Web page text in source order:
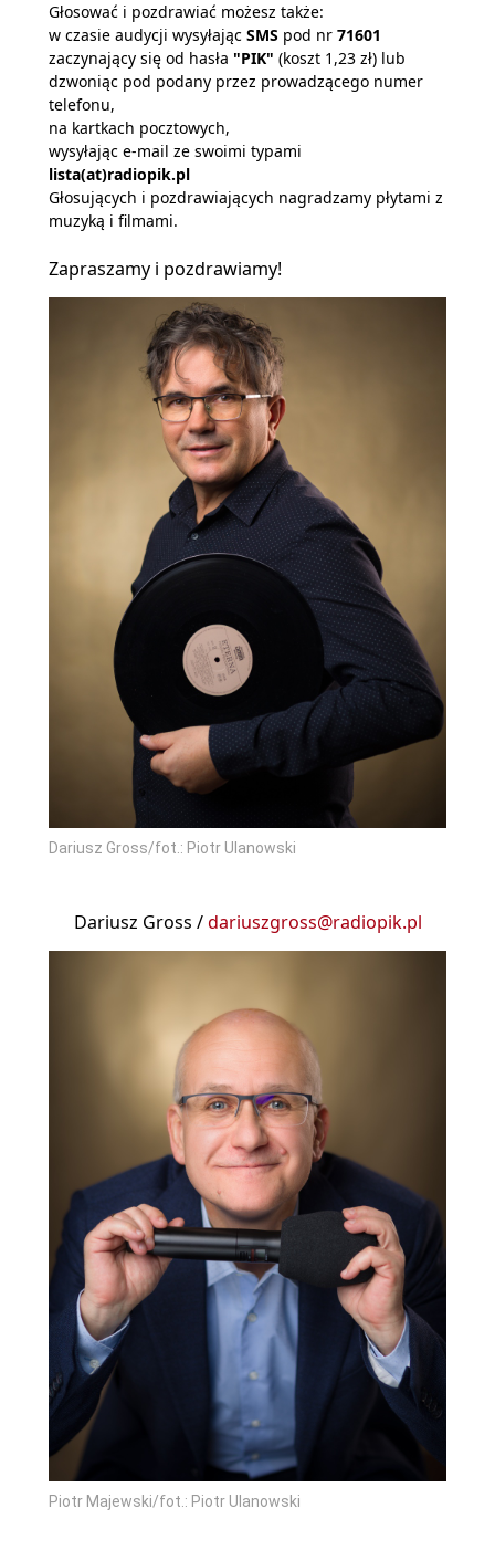
Głosować i pozdrawiać możesz także:
w czasie audycji wysyłając SMS pod nr 71601
zaczynający się od hasła "PIK" (koszt 1,23 zł) lub
dzwoniąc pod podany przez prowadzącego numer
telefonu,
na kartkach pocztowych,
wysyłając e-mail ze swoimi typami
lista(at)radiopik.pl
Głosujących i pozdrawiających nagradzamy płytami z
muzyką i filmami.
Zapraszamy i pozdrawiamy!
Dariusz Gross/fot.: Piotr Ulanowski
Dariusz Gross /dariuszgross@radiopik.pl
Piotr Majewski/fot.: Piotr Ulanowski